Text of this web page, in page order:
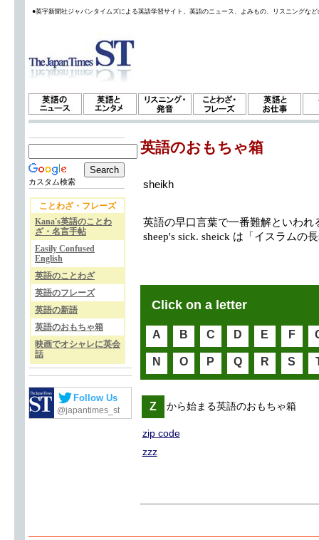
●英字新聞社ジャパンタイムズによる英語学習サイト。英語のニュース、よみもの、リスニングな
カスタム検索
ことわざ・フレーズ
Kana's英語のことわ
ざ・名言手帖
Easily Confused
English
英語のことわざ
英語のフレーズ
英語の新語
英語のおもちゃ箱
映画でオシャレに英会
話
Follow Us
@japantimes_st
英語のおもちゃ箱
sheikh
英語の早口言葉で一番難解といわれ
sheep's sick. sheick は「イスラムの
Click on a letter
A B C D E F
N O P Q R S
Z から始まる英語のおもちゃ箱
zip code
zzz